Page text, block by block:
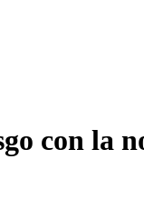
con la